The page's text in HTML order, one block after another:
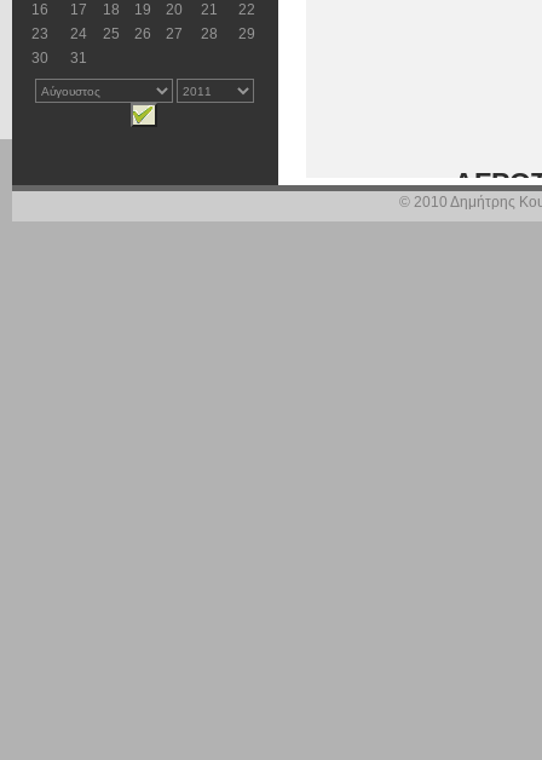
16
17 18 19 20 21
22
23
24 25 26 27 28
29
30
31
© 2010 Δημήτρης